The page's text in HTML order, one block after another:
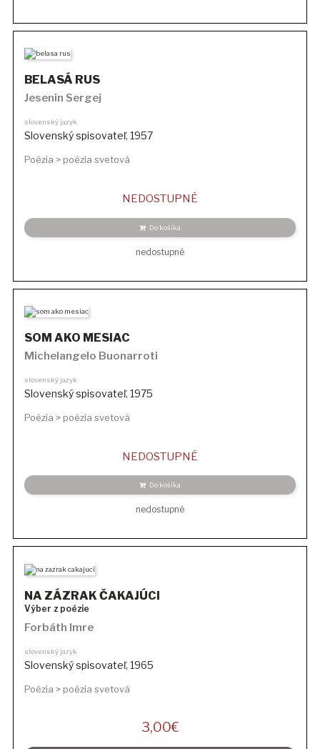
BELASÁ RUS
Jesenin Sergej
slovenský jazyk
Slovenský spisovateľ, 1957
Poézia > poézia svetová
NEDOSTUPNÉ
Do košíka
nedostupné
SOM AKO MESIAC
Michelangelo Buonarroti
slovenský jazyk
Slovenský spisovateľ, 1975
Poézia > poézia svetová
NEDOSTUPNÉ
Do košíka
nedostupné
NA ZÁZRAK ČAKAJÚCI
Výber z poézie
Forbáth Imre
slovenský jazyk
Slovenský spisovateľ, 1965
Poézia > poézia svetová
3,00€